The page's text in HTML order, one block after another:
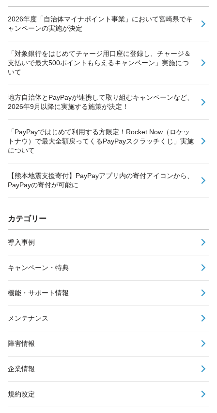
2026年度「自治体マイナポイント事業」において宮崎県でキ
ャンペーンの実施が決定
「対象銀行をはじめてチャージ用口座に登録し、チャージ＆
支払いで最大500ポイントもらえるキャンペーン」実施につ
いて
地方自治体とPayPayが連携して取り組むキャンペーンなど、
2026年9月以降に実施する施策が決定！
「PayPayではじめて利用する方限定！Rocket Now（ロケッ
トナウ）で最大全額戻ってくるPayPayスクラッチくじ」実施
について
【熊本地震支援寄付】PayPayアプリ内の寄付アイコンから、
PayPayの寄付が可能に
カテゴリー
導入事例
キャンペーン・特典
機能・サポート情報
メンテナンス
障害情報
企業情報
規約改定